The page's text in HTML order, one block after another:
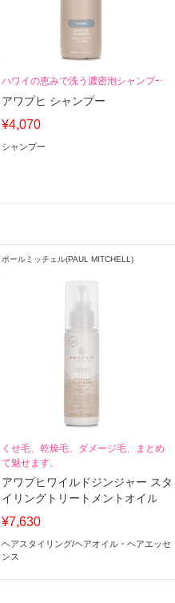
ハワイの恵みで洗う濃密泡シャンプー
アワプヒ シャンプー
¥4,070
シャンプー
ポールミッチェル(PAUL MITCHELL)
くせ毛、乾燥毛、ダメージ毛、まとめ
て魅せます。
アワプヒワイルドジンジャー スタ
イリングトリートメントオイル
¥7,630
ヘアスタイリング/ヘアオイル・ヘアエッセ
ンス